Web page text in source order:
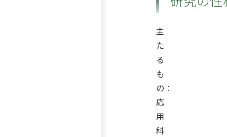
主
た
る
も
の：
応
用
科